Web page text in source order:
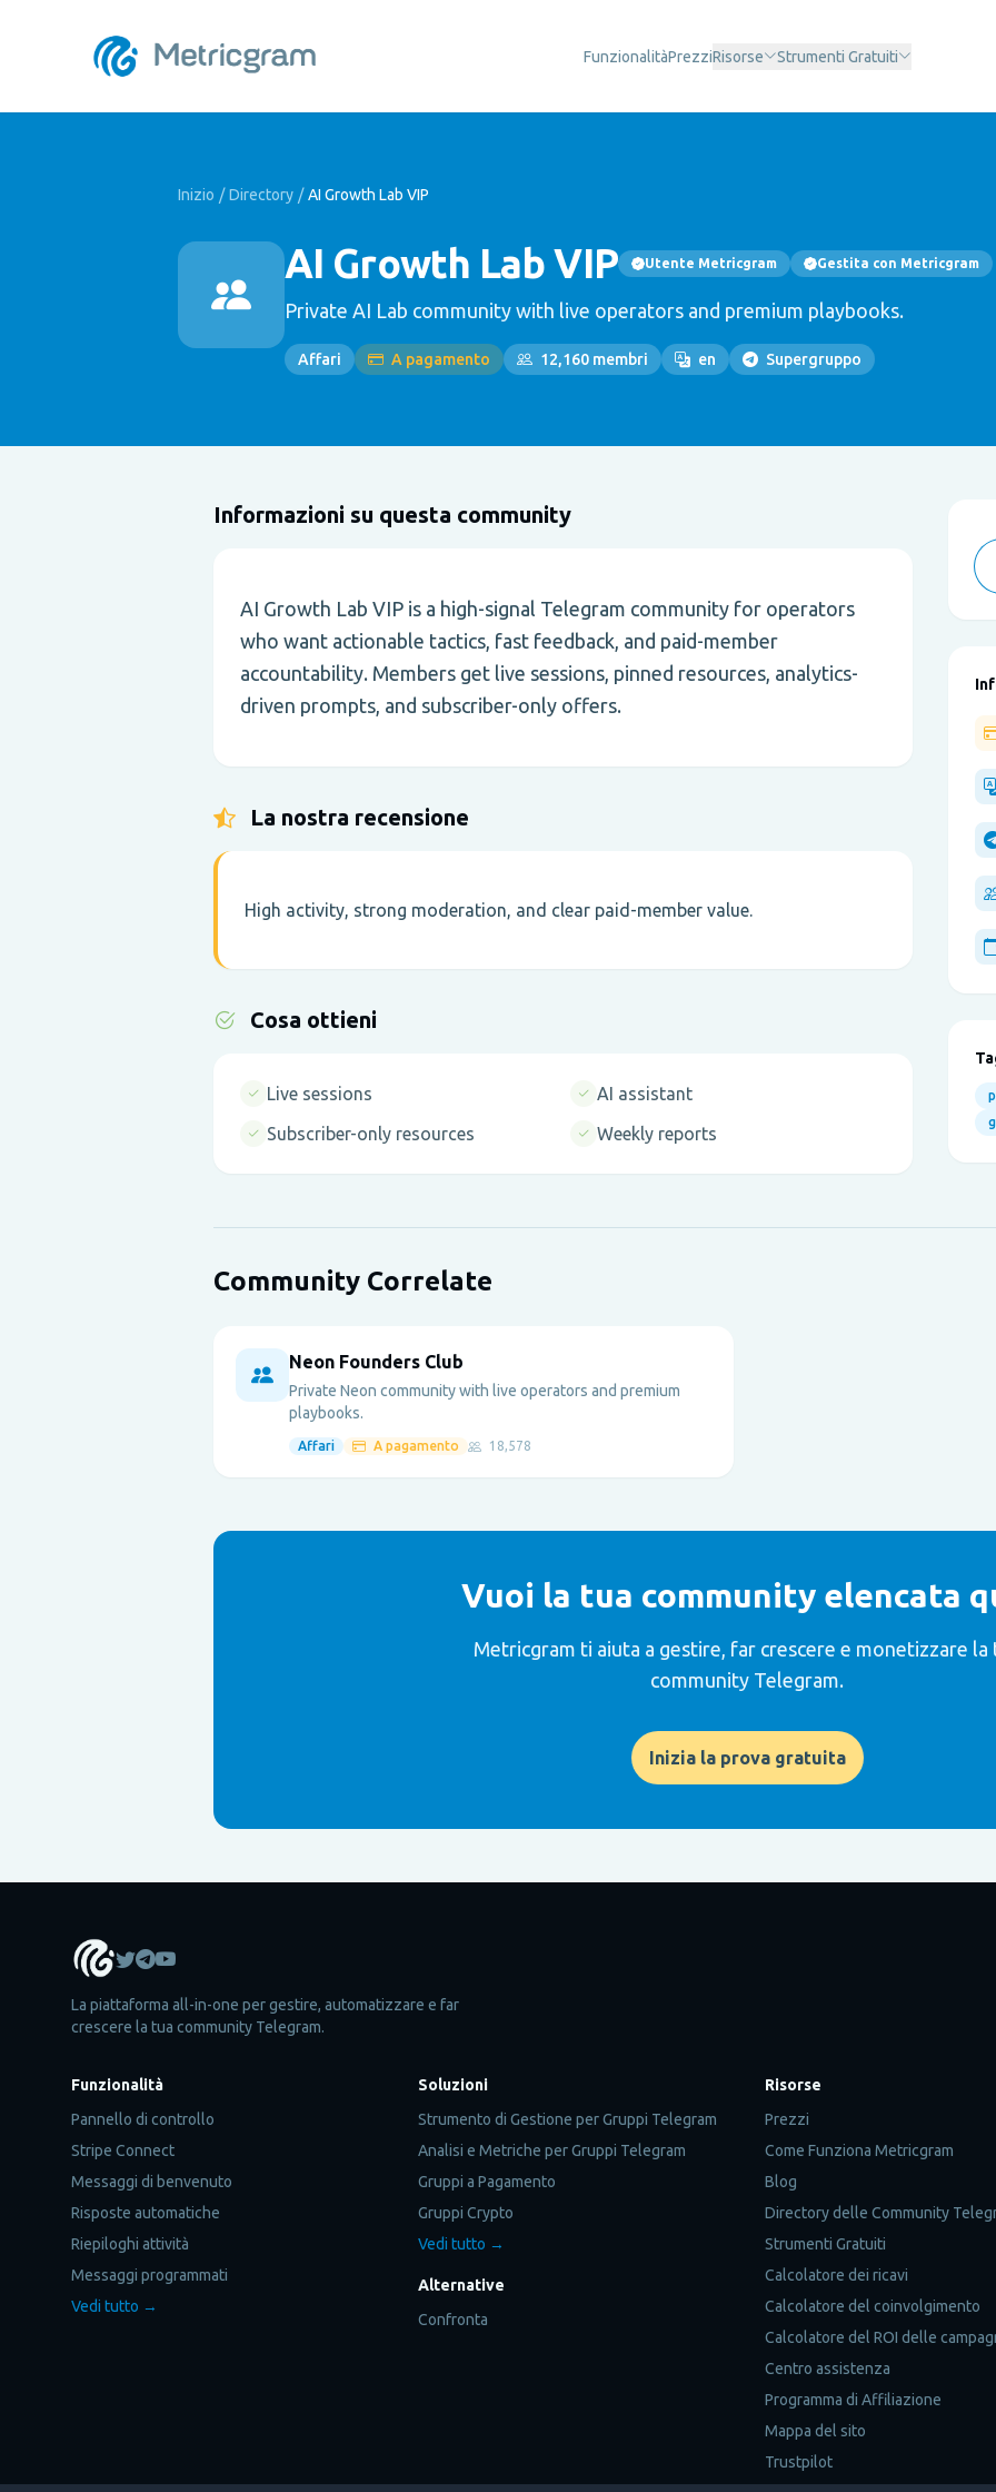
FunzionalitàPrezziRisorse Strumenti Gratuiti
Inizio / Directory / AI Growth Lab VIP
AI Growth Lab VIP Utente Metricgram Gestita con Metricgram
Private AI Lab community with live operators and premium playbooks.
Affari A pagamento 12,160 membri en Supergruppo
Informazioni su questa community
AI Growth Lab VIP is a high-signal Telegram community for operators
who want actionable tactics, fast feedback, and paid-member
accountability. Members get live sessions, pinned resources, analytics-
driven prompts, and subscriber-only offers.
La nostra recensione
High activity, strong moderation, and clear paid-member value.
Cosa ottieni
Live sessions
AI assistant
Subscriber-only resources
Weekly reports
Community Correlate
Neon Founders Club
Private Neon community with live operators and premium
playbooks.
Affari A pagamento 18,578
Vuoi la tua community elencata
Metricgram ti aiuta a gestire, far crescere e monetizzare la
community Telegram.
Inizia la prova gratuita
La piattaforma all-in-one per gestire, automatizzare e far
crescere la tua community Telegram.
Funzionalità
Pannello di controllo
Stripe Connect
Messaggi di benvenuto
Risposte automatiche
Riepiloghi attività
Messaggi programmati
Vedi tutto →
Soluzioni
Strumento di Gestione per Gruppi Telegram
Analisi e Metriche per Gruppi Telegram
Gruppi a Pagamento
Gruppi Crypto
Vedi tutto →
Alternative
Confronta
Risorse
Prezzi
Come Funziona Metricgram
Blog
Directory delle Community
Strumenti Gratuiti
Calcolatore dei ricavi
Calcolatore del coinvolgimento
Calcolatore del ROI delle
Centro assistenza
Programma di Affiliazione
Mappa del sito
Trustpilot